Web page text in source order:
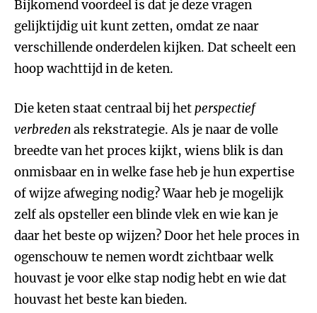
Bijkomend voordeel is dat je deze vragen
gelijktijdig uit kunt zetten, omdat ze naar
verschillende onderdelen kijken. Dat scheelt een
hoop wachttijd in de keten.
Die keten staat centraal bij hetperspectief
verbredenals rekstrategie. Als je naar de volle
breedte van het proces kijkt, wiens blik is dan
onmisbaar en in welke fase heb je hun expertise
of wijze afweging nodig? Waar heb je mogelijk
zelf als opsteller een blinde vlek en wie kan je
daar het beste op wijzen? Door het hele proces in
ogenschouw te nemen wordt zichtbaar welk
houvast je voor elke stap nodig hebt en wie dat
houvast het beste kan bieden.